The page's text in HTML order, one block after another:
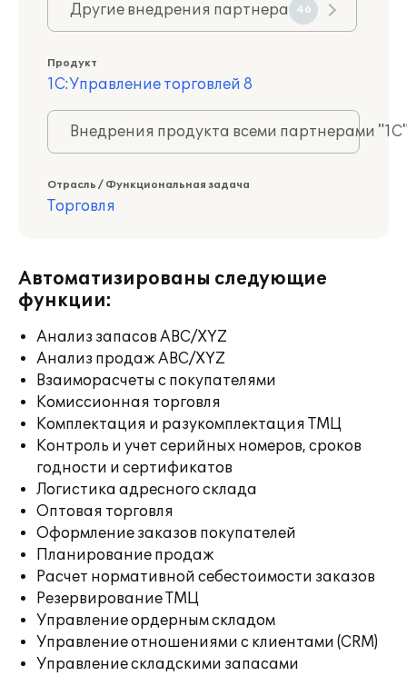
Другие внедрения партнера 46
Продукт
1С:Управление торговлей 8
Внедрения продукта всеми партнерами
Отрасль / Функциональная задача
Торговля
Автоматизированы следующие
функции:
Анализ запасов ABC/XYZ
Анализ продаж ABC/XYZ
Взаиморасчеты с покупателями
Комиссионная торговля
Комплектация и разукомплектация ТМЦ
Контроль и учет серийных номеров, сроков
годности и сертификатов
Логистика адресного склада
Оптовая торговля
Оформление заказов покупателей
Планирование продаж
Расчет нормативной себестоимости заказов
Резервирование ТМЦ
Управление ордерным складом
Управление отношениями с клиентами (CRM)
Управление складскими запасами